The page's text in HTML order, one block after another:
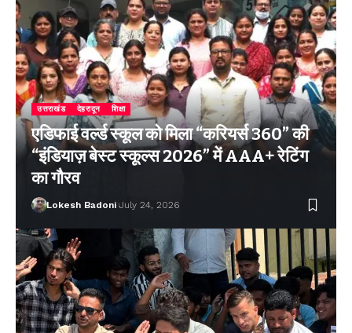
उत्तराखंड देहरादून शिक्षा
एडिफाई वर्ल्ड स्कूल को मिला “करियर्स 360” की
“इंडियाज़ बेस्ट स्कूल्स 2026” में AAA+ रेटिंग
का गौरव
Lokesh Badoni July 24, 2026